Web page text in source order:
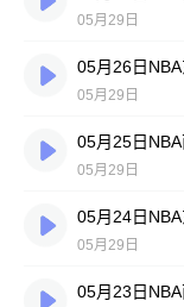
05月29日
05月26日
05月29日
05月25日
05月29日
05月24日
05月29日
05月23日